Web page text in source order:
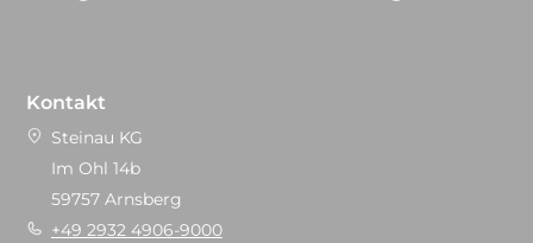
Kontakt
Steinau KG
Im Ohl 14b
59757 Arnsberg
+49 2932 4906-9000